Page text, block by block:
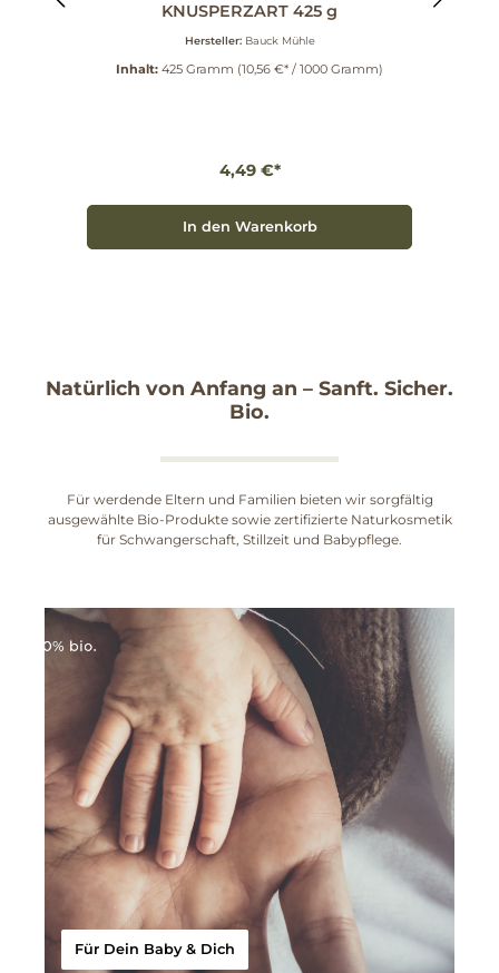
KNUSPERZART 425 g
Hersteller: Bauck Mühle
Inhalt: 425 Gramm (10,56 €* / 1000 Gramm)
4,49 €*
In den Warenkorb
Natürlich von Anfang an – Sanft. Sicher.
Bio.
Für werdende Eltern und Familien bieten wir sorgfältig
ausgewählte Bio-Produkte sowie zertifizierte Naturkosmetik
für Schwangerschaft, Stillzeit und Babypflege.
Für Dein Baby & Dich